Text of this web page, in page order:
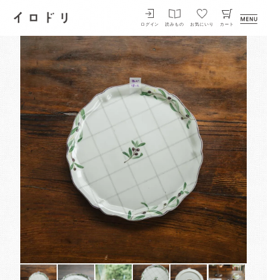
イロドリ
ログイン 読みもの お気にいり カート